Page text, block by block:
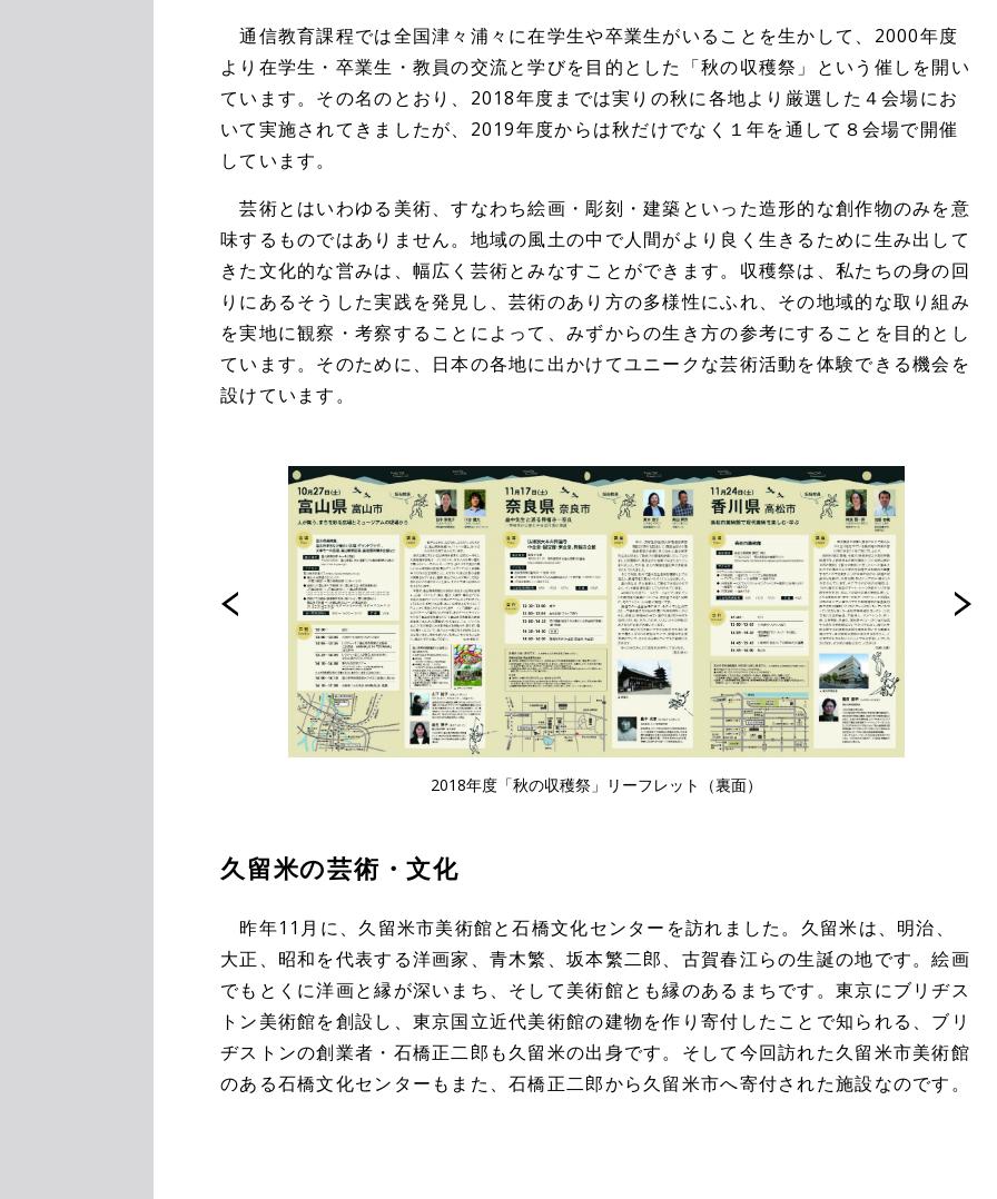
通信教育課程では全国津々浦々に在学生や卒業生がいることを生かして、2000年度
より在学生・卒業生・教員の交流と学びを目的とした「秋の収穫祭」という催しを開い
ています。その名のとおり、2018年度までは実りの秋に各地より厳選した４会場にお
いて実施されてきましたが、2019年度からは秋だけでなく１年を通して８会場で開催
しています。
芸術とはいわゆる美術、すなわち絵画・彫刻・建築といった造形的な創作物のみを意
味するものではありません。地域の風土の中で人間がより良く生きるために生み出して
きた文化的な営みは、幅広く芸術とみなすことができます。収穫祭は、私たちの身の回
りにあるそうした実践を発見し、芸術のあり方の多様性にふれ、その地域的な取り組み
を実地に観察・考察することによって、みずからの生き方の参考にすることを目的とし
ています。そのために、日本の各地に出かけてユニークな芸術活動を体験できる機会を
設けています。
2018年度「秋の収穫祭」リーフレット（裏面）
久留米の芸術・文化
昨年11月に、久留米市美術館と石橋文化センターを訪れました。久留米は、明治、
大正、昭和を代表する洋画家、青木繁、坂本繁二郎、古賀春江らの生誕の地です。絵画
でもとくに洋画と縁が深いまち、そして美術館とも縁のあるまちです。東京にブリヂス
トン美術館を創設し、東京国立近代美術館の建物を作り寄付したことで知られる、ブリ
ヂストンの創業者・石橋正二郎も久留米の出身です。そして今回訪れた久留米市美術館
のある石橋文化センターもまた、石橋正二郎から久留米市へ寄付された施設なのです。